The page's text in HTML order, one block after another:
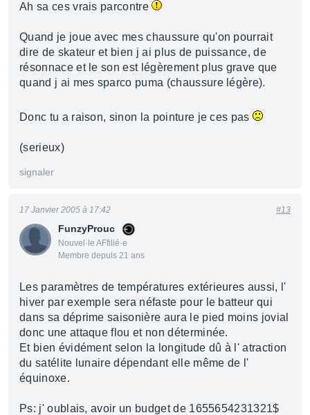
Ah sa ces vrais parcontre
Quand je joue avec mes chaussure qu'on pourrait
dire de skateur et bien j ai plus de puissance, de
résonnace et le son est légèrement plus grave que
quand j ai mes sparco puma (chaussure légère).
Donc tu a raison, sinon la pointure je ces pas
(serieux)
signaler
FunzyProuc
Nouvel·le AFfilié·e
Membre depuis 21 ans
17 Janvier 2005 à 17:42 #13
Les paramètres de températures extérieures aussi, l'
hiver par exemple sera néfaste pour le batteur qui
dans sa déprime saisonière aura le pied moins jovial
donc une attaque flou et non déterminée.
Et bien évidément selon la longitude dû à l' atraction
du satélite lunaire dépendant elle même de l'
équinoxe.
Ps: j' oublais, avoir un budget de 1655654231321$